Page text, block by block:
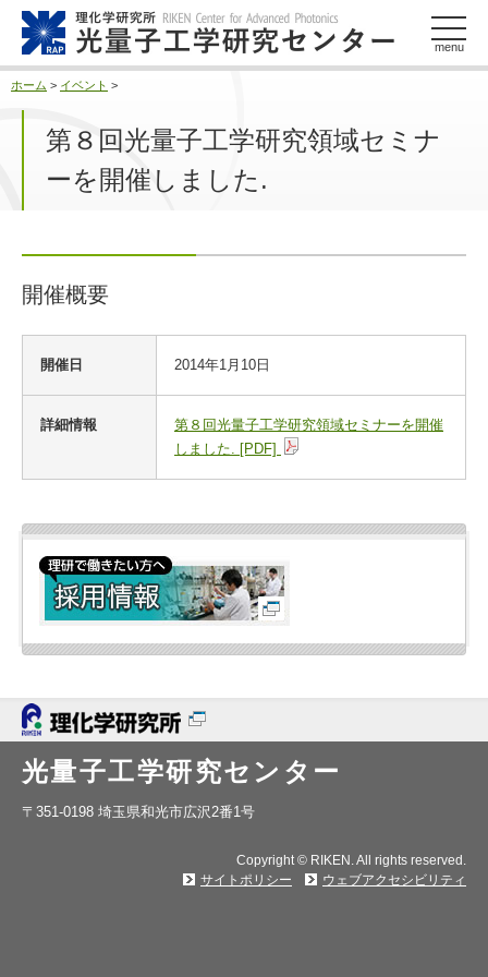
menu
ホーム > イベント >
第８回光量子工学研究領域セミナ
ーを開催しました.
開催概要
概
開催日 2014年1月10日
詳細情報
第８回光量子工学研究領域セミナーを開催
しました. [PDF]
光量子工学研究センター
〒351-0198 埼玉県和光市広沢2番1号
Copyright © RIKEN. All rights reserved.
サイトポリシー
ウェブアクセシビリティ